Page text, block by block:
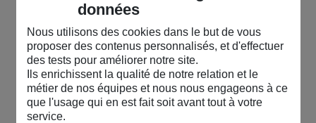
données
Nous utilisons des cookies dans le but de vous
proposer des contenus personnalisés, et d'effectuer
des tests pour améliorer notre site.
Ils enrichissent la qualité de notre relation et le
métier de nos équipes et nous nous engageons à ce
que l'usage qui en est fait soit avant tout à votre
service.